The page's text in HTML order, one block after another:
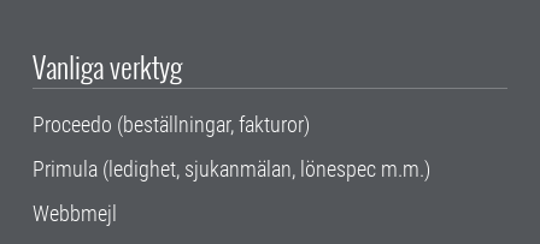
Vanliga verktyg
Proceedo (beställningar, fakturor)
Primula (ledighet, sjukanmälan, lönespec m.m.)
Webbmejl